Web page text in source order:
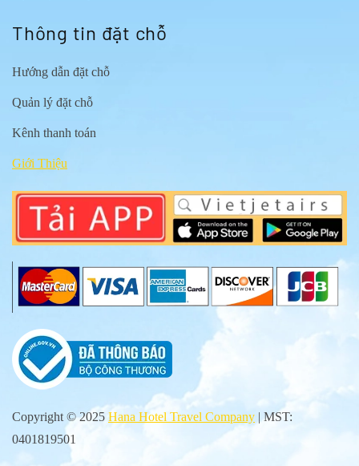
Thông tin đặt chỗ
Hướng dẫn đặt chỗ
Quản lý đặt chỗ
Kênh thanh toán
Giới Thiệu
Copyright © 2025 Hana Hotel Travel Company | MST:
0401819501